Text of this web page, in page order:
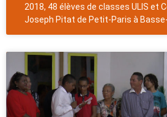
2018, 48 élèves de classes ULIS et
Joseph Pitat de Petit-Paris à